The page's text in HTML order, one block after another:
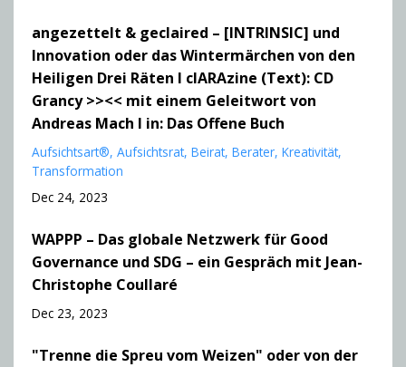
angezettelt & geclaired – [INTRINSIC] und
Innovation oder das Wintermärchen von den
Heiligen Drei Räten I clARAzine (Text): CD
Grancy >><< mit einem Geleitwort von
Andreas Mach I in: Das Offene Buch
Aufsichtsart® Aufsichtsrat Beirat Berater Kreativität
Transformation
Dec 24, 2023
WAPPP – Das globale Netzwerk für Good
Governance und SDG – ein Gespräch mit Jean-
Christophe Coullaré
Dec 23, 2023
"Trenne die Spreu vom Weizen" oder von der